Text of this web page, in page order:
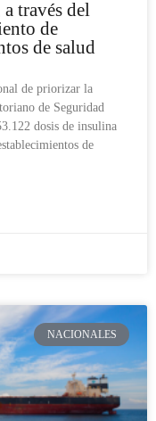
través del
de
de salud
de priorizar la
de Seguridad
dosis de insulina
de
NACIONALES